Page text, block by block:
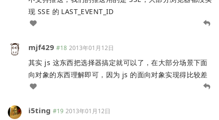
现 SSE 的 LAST_EVENT_ID
mjf429 #18 2013年01月12日
其实 js 这东西把选择器搞定就可以了，在大部分场景下面
向对象的东西理解即可，因为 js 的面向对象实现得比较差
i5ting #19 2013年01月12日